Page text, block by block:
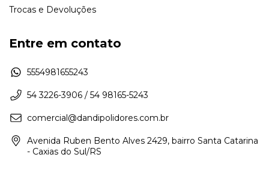
Trocas e Devoluções
Entre em contato
5554981655243
54 3226-3906 / 54 98165-5243
comercial@dandipolidores.com.br
Avenida Ruben Bento Alves 2429, bairro Santa Catarina
- Caxias do Sul/RS